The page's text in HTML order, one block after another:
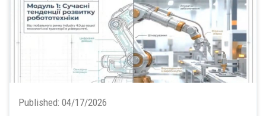
Published: 04/17/2026